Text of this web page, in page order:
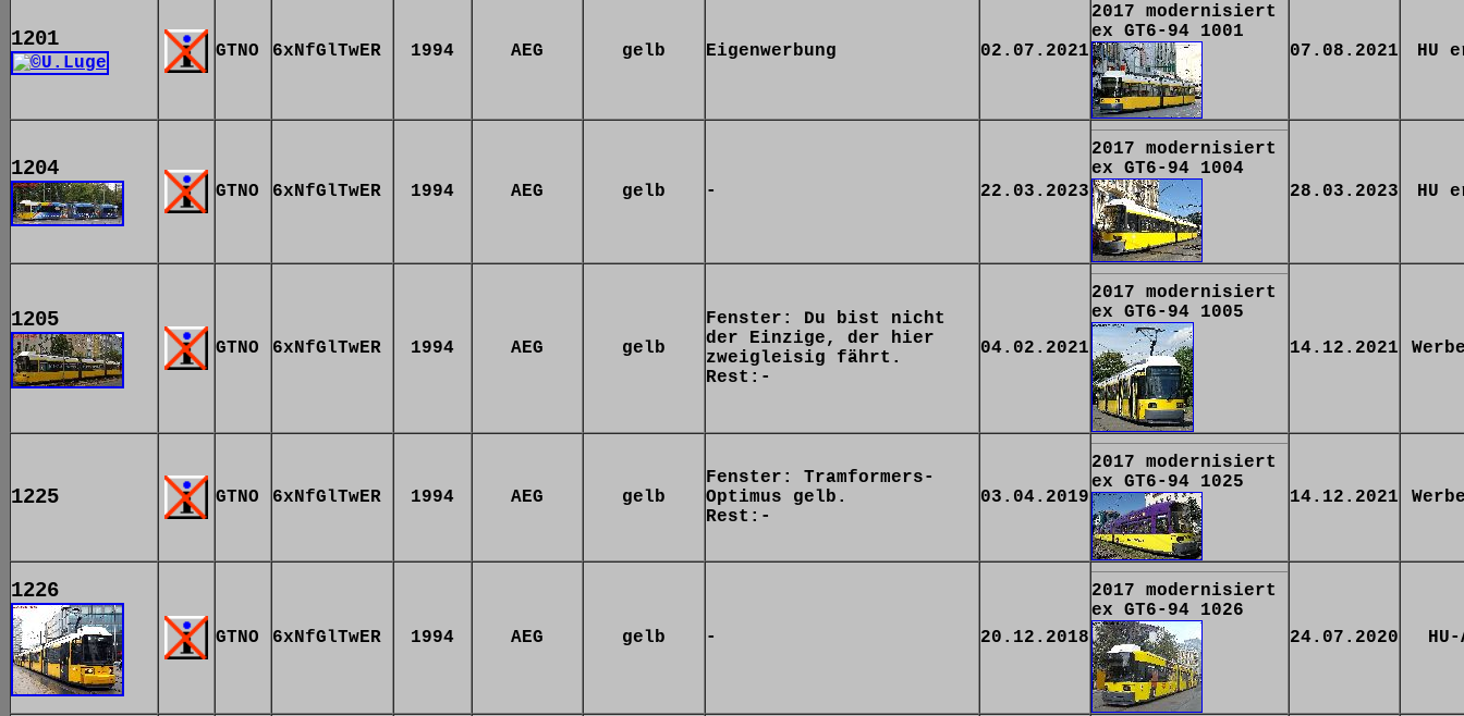
1201 GTNO 6xNfGlTwER 1994 AEG gelb Eigenwerbung 02.07.2021
2017 modernisiert
ex GT6-94 1001
07.08.2021
HU
1204
GTNO 6xNfGlTwER 1994 AEG gelb - 22.03.2023
2017 modernisiert
ex GT6-94 1004
28.03.2023
HU
1205
GTNO 6xNfGlTwER 1994 AEG gelb
Fenster: Du bist nicht
der Einzige, der hier
zweigleisig fährt.
Rest:-
04.02.2021
2017 modernisiert
ex GT6-94 1005
14.12.2021
1225 GTNO 6xNfGlTwER 1994 AEG gelb
Fenster: Tramformers-
Optimus gelb.
Rest:-
03.04.2019
2017 modernisiert
ex GT6-94 1025
14.12.2021
1226
GTNO 6xNfGlTwER 1994 AEG gelb - 20.12.2018
2017 modernisiert
ex GT6-94 1026
24.07.2020